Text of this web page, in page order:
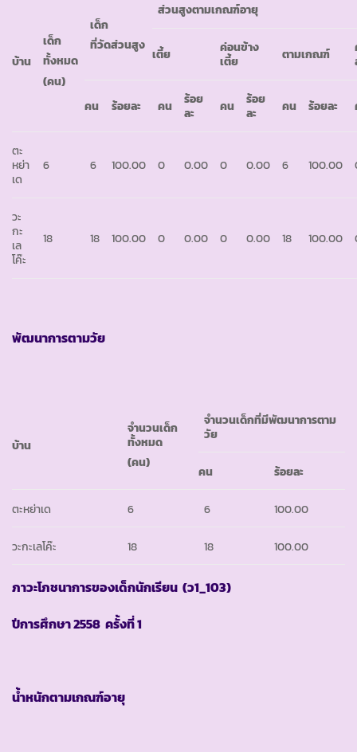
บ้าน
เด็ก
ทั้งหมด
(คน)
เด็ก
ที่วัดส่วนสูง
ส่วนสูงตามเกณฑ์อายุ
เตี้ย
ค่อนข้าง
เตี้ย
ตามเกณฑ์
คน ร้อยละ คน
ร้อย
ละ
คน
ร้อย
ละ
คน ร้อยละ
ตะ
หย่า
เด
6 6 100.00 0 0.00 0 0.00 6 100.00
วะ
กะ
เล
โค๊ะ
18 18 100.00 0 0.00 0 0.00 18 100.00
พัฒนาการตามวัย
บ้าน
จำนวนเด็ก
ทั้งหมด
(คน)
จำนวนเด็กที่มีพัฒนาการตาม
วัย
คน ร้อยละ
ตะหย่าเด 6 6 100.00
วะกะเลโค๊ะ 18 18 100.00
ภาวะโภชนาการของเด็กนักเรียน (ว1_103)
ปีการศึกษา2558 ครั้งที่ 1
น้ำหนักตามเกณฑ์อายุ